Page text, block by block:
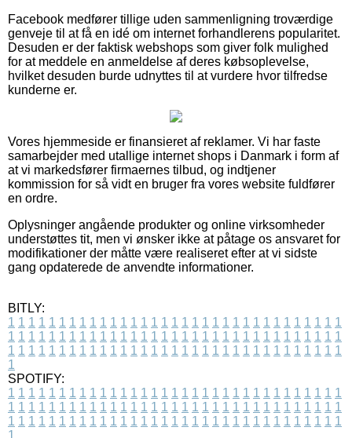
Facebook medfører tillige uden sammenligning troværdige
genveje til at få en idé om internet forhandlerens popularitet.
Desuden er der faktisk webshops som giver folk mulighed
for at meddele en anmeldelse af deres købsoplevelse,
hvilket desuden burde udnyttes til at vurdere hvor tilfredse
kunderne er.
Vores hjemmeside er finansieret af reklamer. Vi har faste
samarbejder med utallige internet shops i Danmark i form af
at vi markedsfører firmaernes tilbud, og indtjener
kommission for så vidt en bruger fra vores website fuldfører
en ordre.
Oplysninger angående produkter og online virksomheder
understøttes tit, men vi ønsker ikke at påtage os ansvaret for
modifikationer der måtte være realiseret efter at vi sidste
gang opdaterede de anvendte informationer.
BITLY:
1 1 1 1 1 1 1 1 1 1 1 1 1 1 1 1 1 1 1 1 1 1 1 1 1 1 1 1 1 1 1 1 1
1 1 1 1 1 1 1 1 1 1 1 1 1 1 1 1 1 1 1 1 1 1 1 1 1 1 1 1 1 1 1 1 1
1 1 1 1 1 1 1 1 1 1 1 1 1 1 1 1 1 1 1 1 1 1 1 1 1 1 1 1 1 1 1 1 1
1
SPOTIFY:
1 1 1 1 1 1 1 1 1 1 1 1 1 1 1 1 1 1 1 1 1 1 1 1 1 1 1 1 1 1 1 1 1
1 1 1 1 1 1 1 1 1 1 1 1 1 1 1 1 1 1 1 1 1 1 1 1 1 1 1 1 1 1 1 1 1
1 1 1 1 1 1 1 1 1 1 1 1 1 1 1 1 1 1 1 1 1 1 1 1 1 1 1 1 1 1 1 1 1
1